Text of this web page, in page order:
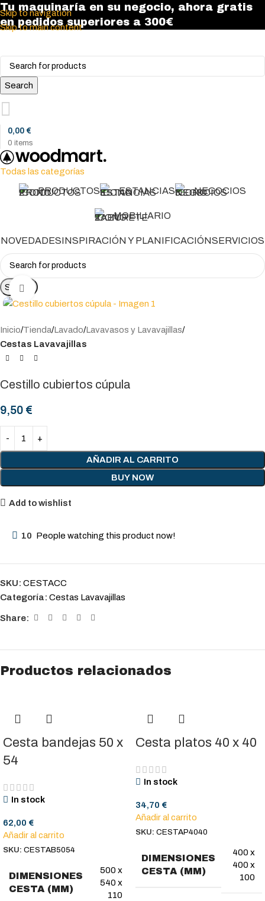
Skip to navigation
Skip to main content
Tu maquinaría en su negocio, ahora gratis
en pedidos superiores a 300€
Search
0 items
0,00 €
Todas las categorías
PRODUCTOS ESTANCIAS NEGOCIOS
MOBILIARIO
NOVEDADESINSPIRACIÓN Y PLANIFICACIÓNSERVICIOS
Search Click to enlarge
Inicio Tienda Lavado Lavavasos y Lavavajillas
Cestas Lavavajillas
Cestillo cubiertos cúpula
9,50 €
AÑADIR AL CARRITO
BUY NOW
Add to wishlist
10 People watching this product now!
SKU: CESTACC
Categoría: Cestas Lavavajillas
Share:
Productos relacionados
Cesta bandejas 50 x
54
In stock
62,00 €
Añadir al carrito
SKU: CESTAB5054
DIMENSIONES
CESTA (MM)
500 x
540 x
110
Cesta platos 40 x 40
In stock
34,70 €
Añadir al carrito
SKU: CESTAP4040
DIMENSIONES
CESTA (MM)
400 x
400 x
100